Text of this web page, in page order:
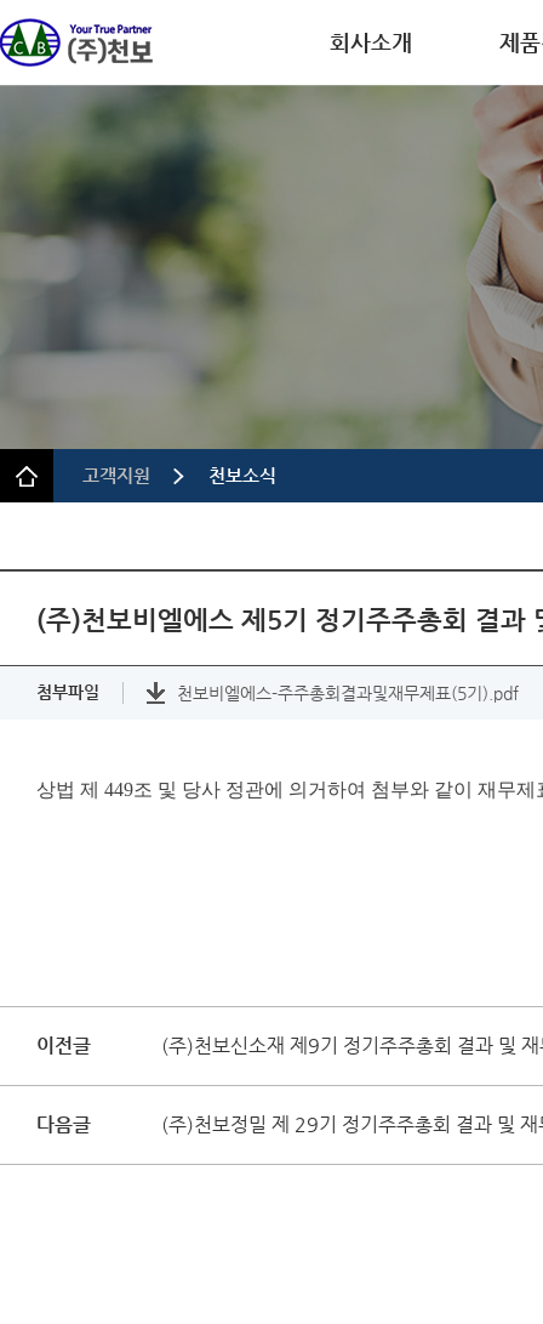
회사소개 제
디스플
반도
이차
의약
정밀
고객지원 천보소식
(주)천보비엘에스 제5기 정기주주총회 결과
첨부파일 천보비엘에스-주주총회결과및재무제표(5기).pdf
상법 제 449조 및 당사 정관에 의거하여 첨부와 같이 재무
이전글 (주)천보신소재 제9기 정기주주총회 결과 및
다음글 (주)천보정밀 제 29기 정기주주총회 결과 및